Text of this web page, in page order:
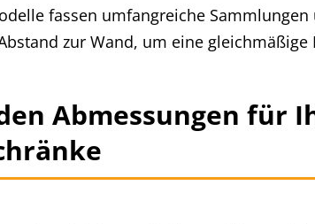
fassen umfangreiche
zur Wand, um eine
Abmessungen